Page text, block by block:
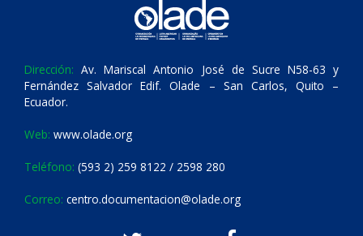
Dirección: Av. Mariscal Antonio José de Sucre N58-63 y
Fernández Salvador Edif. Olade – San Carlos, Quito –
Ecuador.
Web: www.olade.org
Teléfono: (593 2) 259 8122 / 2598 280
Correo: centro.documentacion@olade.org